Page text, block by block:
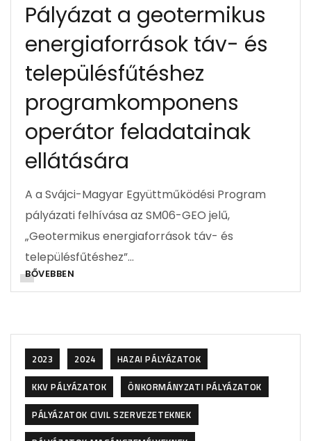
Pályázat a geotermikus
energiaforrások táv- és
településfűtéshez
programkomponens
operátor feladatainak
ellátására
A a Svájci-Magyar Együttműködési Program
pályázati felhívása az SM06-GEO jelű,
„Geotermikus energiaforrások táv- és
településfűtéshez”…
BŐVEBBEN
2023 2024
HAZAI PÁLYÁZATOK
KKV PÁLYÁZATOK
ÖNKORMÁNYZATI PÁLYÁZATOK
PÁLYÁZATOK CIVIL SZERVEZETEKNEK